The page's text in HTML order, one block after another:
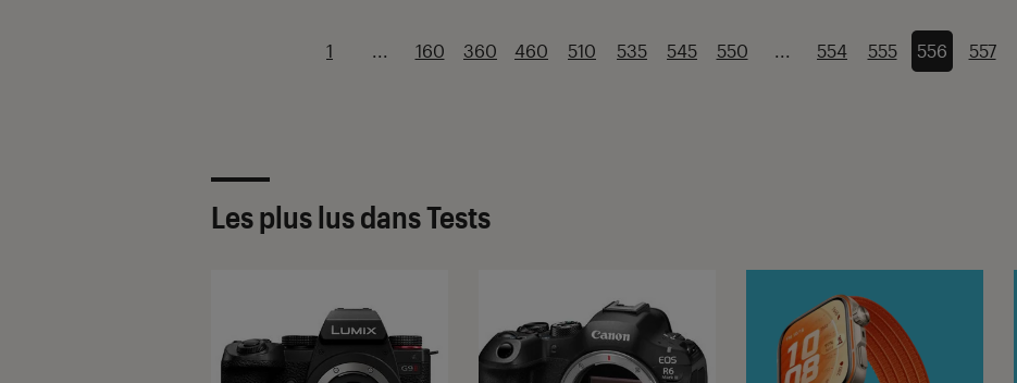
1 ... 160 360 460 510 535 545 550 ... 554 555 556 557
Les plus lus dans Tests